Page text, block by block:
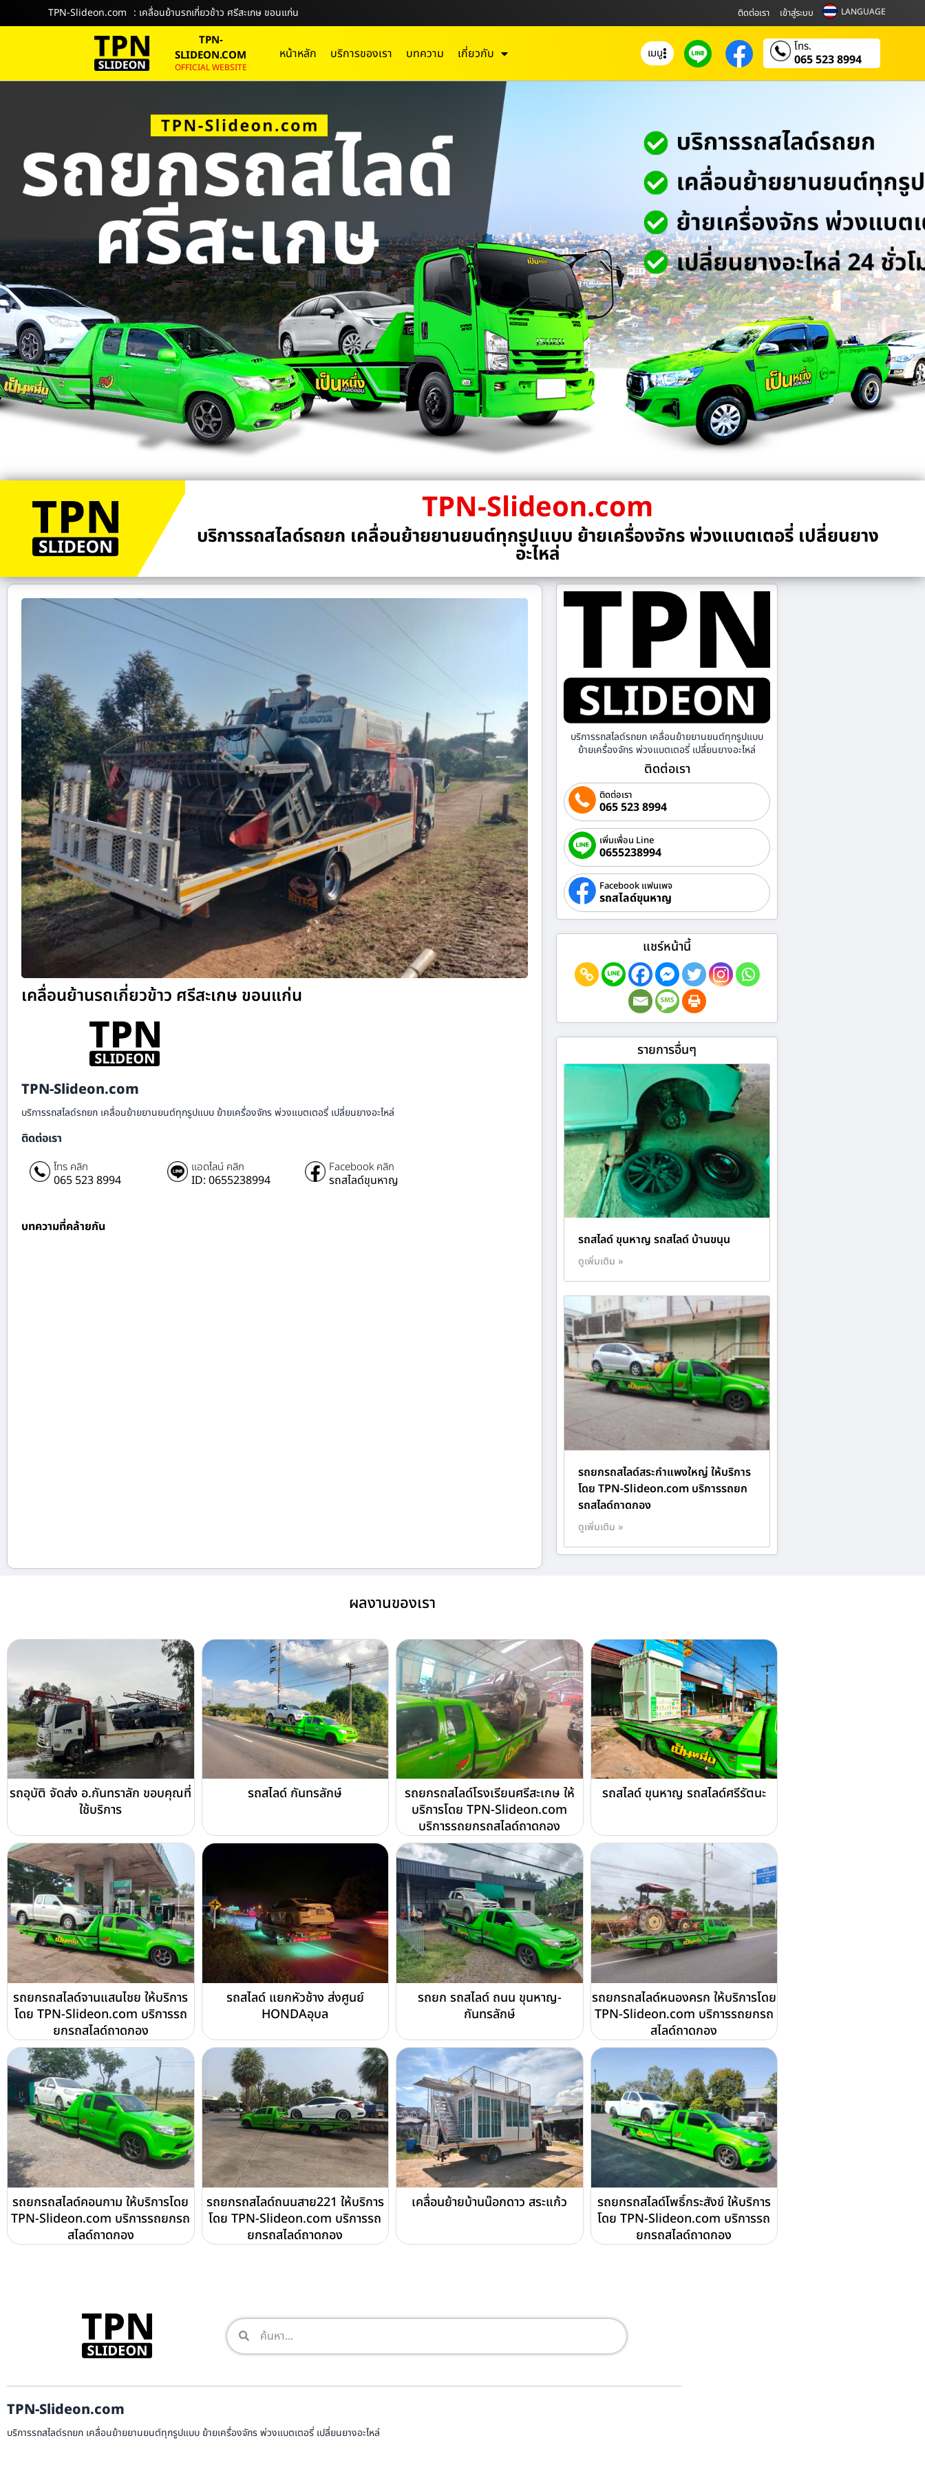
TPN-Slideon.com : เคลื่อนย้านรถเกี่ยวข้าว ศรีสะเกษ ขอนแก่น ติดต่อเรา เข้าสู่ระบบ LANGUAGE
TPN-
SLIDEON.COM
OFFICIAL WEBSITE
หน้าหลัก บริการของเรา บทความ เกี่ยวกับ เมนู โทร.
065 523 8994
TPN-Slideon.com
บริการรถสไลด์รถยก เคลื่อนย้ายยานยนต์ทุกรูปแบบ ย้ายเครื่องจักร พ่วงแบตเตอรี่ เปลี่ยนยาง
อะไหล่
เคลื่อนย้านรถเกี่ยวข้าว ศรีสะเกษ ขอนแก่น
TPN-Slideon.com
บริการรถสไลด์รถยก เคลื่อนย้ายยานยนต์ทุกรูปแบบ ย้ายเครื่องจักร พ่วงแบตเตอรี่ เปลี่ยนยางอะไหล่
ติดต่อเรา
โทร คลิก
065 523 8994
แอดไลน์ คลิก
ID: 0655238994
Facebook คลิก
รถสไลด์ขุนหาญ
บทความที่คล้ายกัน
บริการรถสไลด์รถยก เคลื่อนย้ายยานยนต์ทุกรูปแบบ
ย้ายเครื่องจักร พ่วงแบตเตอรี่ เปลี่ยนยางอะไหล่
ติดต่อเรา
ติดต่อเรา
065 523 8994
เพิ่มเพื่อน Line
0655238994
Facebook แฟนเพจ
รถสไลด์ขุนหาญ
แชร์หน้านี้
รายการอื่นๆ
รถสไลด์ ขุนหาญ รถสไลด์ บ้านขนุน
ดูเพิ่มเติม »
รถยกรถสไลด์สระกำแพงใหญ่ ให้บริการ
โดย TPN-Slideon.com บริการรถยก
รถสไลด์ถาดกอง
ดูเพิ่มเติม »
ผลงานของเรา
รถอุบัติ จัดส่ง อ.กันทราลัก ขอบคุณที่
ใช้บริการ
รถสไลด์ กันทรลักษ์
รถยกรถสไลด์โรงเรียนศรีสะเกษ ให้
บริการโดย TPN-Slideon.com
บริการรถยกรถสไลด์ถาดกอง
รถสไลด์ ขุนหาญ รถสไลด์ศรีรัตนะ
รถยกรถสไลด์จานแสนไชย ให้บริการ
โดย TPN-Slideon.com บริการรถ
ยกรถสไลด์ถาดกอง
รถสไลด์ แยกหัวช้าง ส่งศูนย์
HONDAอุบล
รถยก รถสไลด์ ถนน ขุนหาญ-
กันทรลักษ์
รถยกรถสไลด์หนองครก ให้บริการโดย
TPN-Slideon.com บริการรถยกรถ
สไลด์ถาดกอง
รถยกรถสไลด์คอนกาม ให้บริการโดย
TPN-Slideon.com บริการรถยกรถ
สไลด์ถาดกอง
รถยกรถสไลด์ถนนสาย221 ให้บริการ
โดย TPN-Slideon.com บริการรถ
ยกรถสไลด์ถาดกอง
เคลื่อนย้ายบ้านน๊อกดาว สระแก้ว
รถยกรถสไลด์โพธิ์กระสังข์ ให้บริการ
โดย TPN-Slideon.com บริการรถ
ยกรถสไลด์ถาดกอง
TPN-Slideon.com
บริการรถสไลด์รถยก เคลื่อนย้ายยานยนต์ทุกรูปแบบ ย้ายเครื่องจักร พ่วงแบตเตอรี่ เปลี่ยนยางอะไหล่